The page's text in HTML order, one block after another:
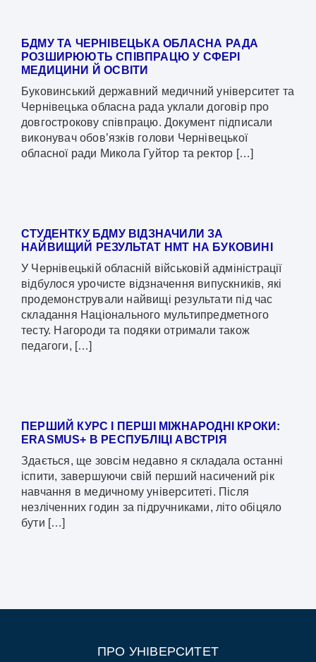
БДМУ ТА ЧЕРНІВЕЦЬКА ОБЛАСНА РАДА
РОЗШИРЮЮТЬ СПІВПРАЦЮ У СФЕРІ
МЕДИЦИНИ Й ОСВІТИ
Буковинський державний медичний університет та
Чернівецька обласна рада уклали договір про
довгострокову співпрацю. Документ підписали
виконувач обов’язків голови Чернівецької
обласної ради Микола Гуйтор та ректор […]
СТУДЕНТКУ БДМУ ВІДЗНАЧИЛИ ЗА
НАЙВИЩИЙ РЕЗУЛЬТАТ НМТ НА БУКОВИНІ
У Чернівецькій обласній військовій адміністрації
відбулося урочисте відзначення випускників, які
продемонстрували найвищі результати під час
складання Національного мультипредметного
тесту. Нагороди та подяки отримали також
педагоги, […]
ПЕРШИЙ КУРС І ПЕРШІ МІЖНАРОДНІ КРОКИ:
ERASMUS+ В РЕСПУБЛІЦІ АВСТРІЯ
Здається, ще зовсім недавно я складала останні
іспити, завершуючи свій перший насичений рік
навчання в медичному університеті. Після
незліченних годин за підручниками, літо обіцяло
бути […]
ПРО УНІВЕРСИТЕТ